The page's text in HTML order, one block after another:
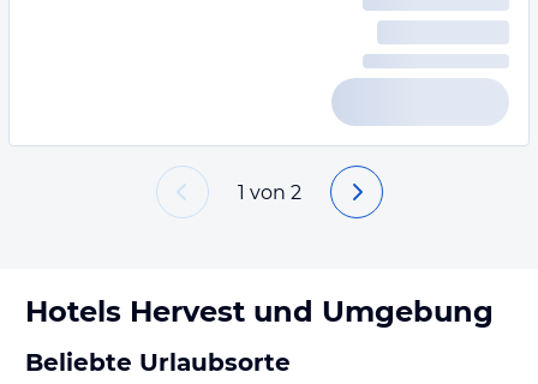
1 von 2
Hotels Hervest und Umgebung
Beliebte Urlaubsorte